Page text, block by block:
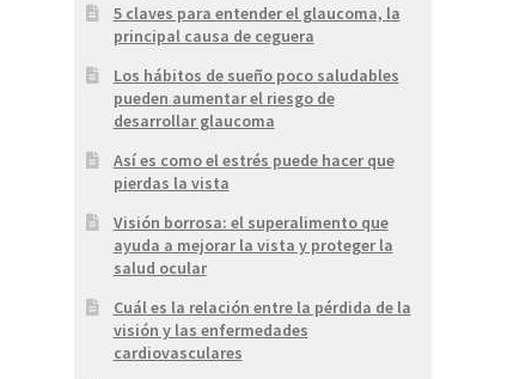
5 claves para entender el glaucoma, la
principal causa de ceguera
Los hábitos de sueño poco saludables
pueden aumentar el riesgo de
desarrollar glaucoma
Así es como el estrés puede hacer que
pierdas la vista
Visión borrosa: el superalimento que
ayuda a mejorar la vista y proteger la
salud ocular
Cuál es la relación entre la pérdida de la
visión y las enfermedades
cardiovasculares